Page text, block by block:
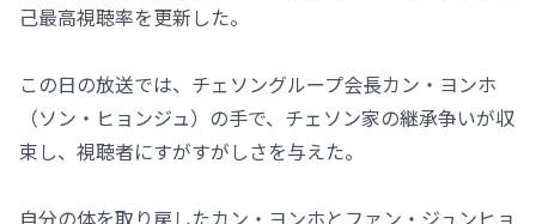
己最高視聴率を更新した。
この日の放送では、チェソングループ会長カン・ヨンホ
（ソン・ヒョンジュ）の手で、チェソン家の継承争いが収
束し、視聴者にすがすがしさを与えた。
自分の体を取り戻したカン・ヨンホとファン・ジュンヒョ